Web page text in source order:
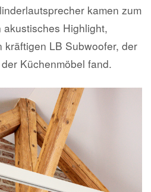
kamen zum
Highlight,
kräftigen LB Subwoofer, der
Küchenmöbel fand.